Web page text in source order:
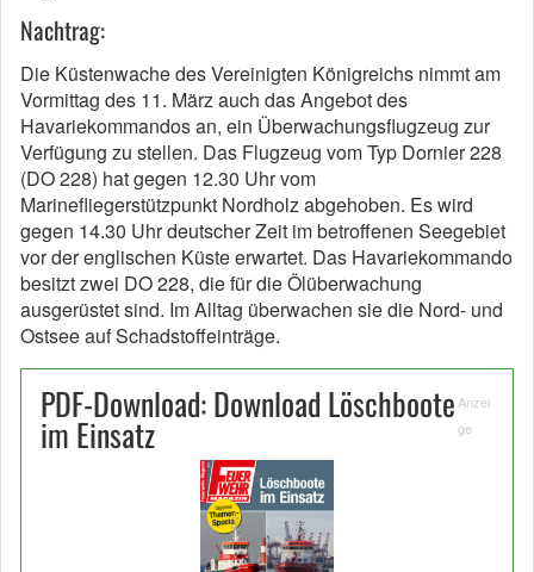
Nachtrag:
Die Küstenwache des Vereinigten Königreichs nimmt am
Vormittag des 11. März auch das Angebot des
Havariekommandos an, ein Überwachungsflugzeug zur
Verfügung zu stellen. Das Flugzeug vom Typ Dornier 228
(DO 228) hat gegen 12.30 Uhr vom
Marinefliegerstützpunkt Nordholz abgehoben. Es wird
gegen 14.30 Uhr deutscher Zeit im betroffenen Seegebiet
vor der englischen Küste erwartet. Das Havariekommando
besitzt zwei DO 228, die für die Ölüberwachung
ausgerüstet sind. Im Alltag überwachen sie die Nord- und
Ostsee auf Schadstoffeinträge.
PDF-Download: Download Löschboote
im Einsatz
Anzei
ge